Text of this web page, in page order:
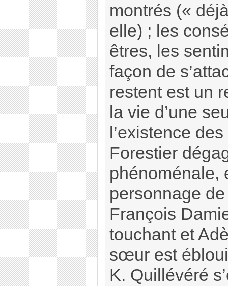
montrés («
elle) ; les
êtres, les
façon de
restent est un
la vie d’une
l’existence
Forestier
phénoménale,
personnage
François
touchant et
sœur est
K. Quillévéré